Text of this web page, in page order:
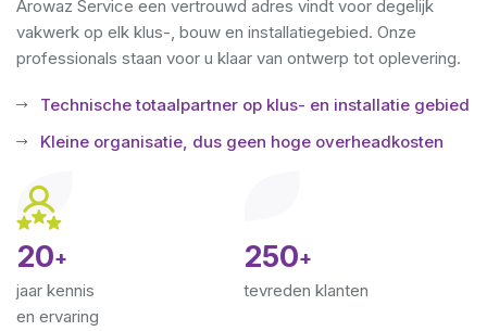
Arowaz Service een vertrouwd adres vindt voor degelijk
vakwerk op elk klus-, bouw en installatiegebied. Onze
professionals staan voor u klaar van ontwerp tot oplevering.
Technische totaalpartner op klus- en installatie gebied
Kleine organisatie, dus geen hoge overheadkosten
20+
jaar kennis
en ervaring
250+
tevreden klanten